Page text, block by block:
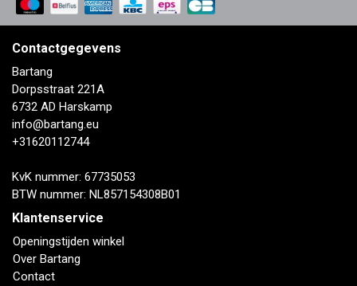
Contactgegevens
Bartang
Dorpsstraat 221A
6732 AD Harskamp
info@bartang.eu
+31620112744
KvK nummer: 67735053
BTW nummer: NL857154308B01
Klantenservice
Openingstijden winkel
Over Bartang
Contact